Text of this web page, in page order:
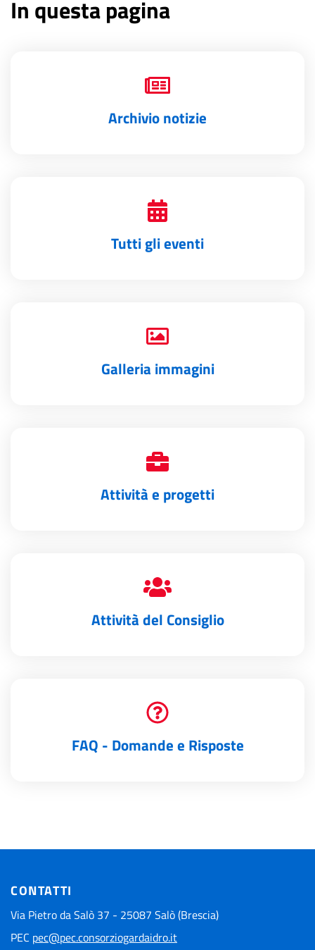
In questa pagina
Archivio notizie
Tutti gli eventi
Galleria immagini
Attività e progetti
Attività del Consiglio
FAQ - Domande e Risposte
CONTATTI
Via Pietro da Salò 37 - 25087 Salò (Brescia)
PEC pec@pec.consorziogardaidro.it